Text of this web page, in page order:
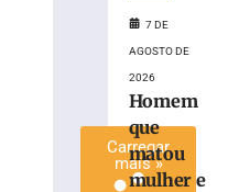
Carregar
mais »
7 DE
AGOSTO DE
2026
Homem
que
matou
mulher e